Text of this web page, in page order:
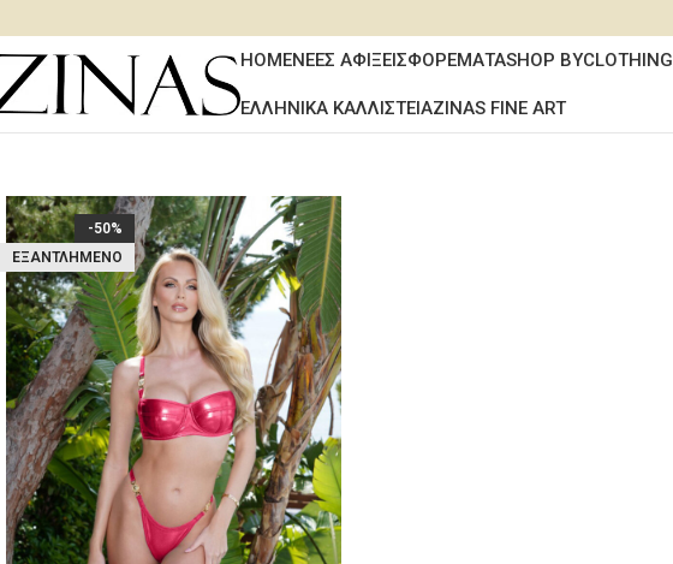
HOMEΝΕΕΣ ΑΦΙΞΕΙΣΦΟΡΕΜΑΤΑSHOP BYCLOTHING
ΕΛΛΗΝΙΚΑ ΚΑΛΛΙΣΤΕΙΑZINAS FINE ART
-50%
ΕΞΑΝΤΛΗΜΈΝΟ